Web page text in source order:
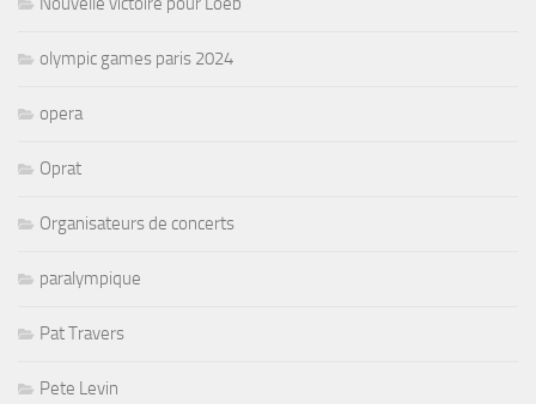
olympic games paris 2024
opera
Oprat
Organisateurs de concerts
paralympique
Pat Travers
Pete Levin